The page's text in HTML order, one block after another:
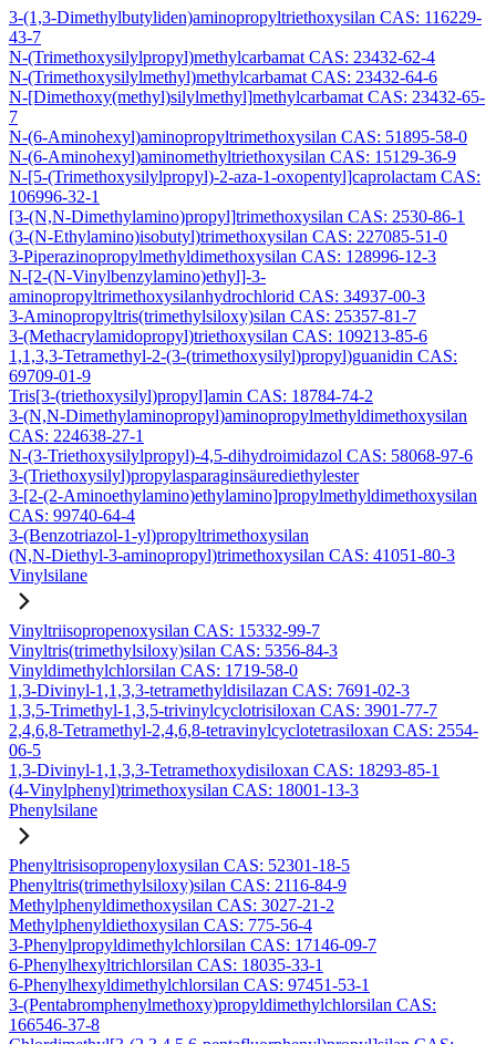
3-(1,3-Dimethylbutyliden)aminopropyltriethoxysilan CAS: 116229-
43-7
N-(Trimethoxysilylpropyl)methylcarbamat CAS: 23432-62-4
N-(Trimethoxysilylmethyl)methylcarbamat CAS: 23432-64-6
N-[Dimethoxy(methyl)silylmethyl]methylcarbamat CAS: 23432-65-
7
N-(6-Aminohexyl)aminopropyltrimethoxysilan CAS: 51895-58-0
N-(6-Aminohexyl)aminomethyltriethoxysilan CAS: 15129-36-9
N-[5-(Trimethoxysilylpropyl)-2-aza-1-oxopentyl]caprolactam CAS:
106996-32-1
[3-(N,N-Dimethylamino)propyl]trimethoxysilan CAS: 2530-86-1
(3-(N-Ethylamino)isobutyl)trimethoxysilan CAS: 227085-51-0
3-Piperazinopropylmethyldimethoxysilan CAS: 128996-12-3
N-[2-(N-Vinylbenzylamino)ethyl]-3-
aminopropyltrimethoxysilanhydrochlorid CAS: 34937-00-3
3-Aminopropyltris(trimethylsiloxy)silan CAS: 25357-81-7
3-(Methacrylamidopropyl)triethoxysilan CAS: 109213-85-6
1,1,3,3-Tetramethyl-2-(3-(trimethoxysilyl)propyl)guanidin CAS:
69709-01-9
Tris[3-(triethoxysilyl)propyl]amin CAS: 18784-74-2
3-(N,N-Dimethylaminopropyl)aminopropylmethyldimethoxysilan
CAS: 224638-27-1
N-(3-Triethoxysilylpropyl)-4,5-dihydroimidazol CAS: 58068-97-6
3-(Triethoxysilyl)propylasparaginsäurediethylester
3-[2-(2-Aminoethylamino)ethylamino]propylmethyldimethoxysilan
CAS: 99740-64-4
3-(Benzotriazol-1-yl)propyltrimethoxysilan
(N,N-Diethyl-3-aminopropyl)trimethoxysilan CAS: 41051-80-3
Vinylsilane
Vinyltriisopropenoxysilan CAS: 15332-99-7
Vinyltris(trimethylsiloxy)silan CAS: 5356-84-3
Vinyldimethylchlorsilan CAS: 1719-58-0
1,3-Divinyl-1,1,3,3-tetramethyldisilazan CAS: 7691-02-3
1,3,5-Trimethyl-1,3,5-trivinylcyclotrisiloxan CAS: 3901-77-7
2,4,6,8-Tetramethyl-2,4,6,8-tetravinylcyclotetrasiloxan CAS: 2554-
06-5
1,3-Divinyl-1,1,3,3-Tetramethoxydisiloxan CAS: 18293-85-1
(4-Vinylphenyl)trimethoxysilan CAS: 18001-13-3
Phenylsilane
Phenyltrisisopropenyloxysilan CAS: 52301-18-5
Phenyltris(trimethylsiloxy)silan CAS: 2116-84-9
Methylphenyldimethoxysilan CAS: 3027-21-2
Methylphenyldiethoxysilan CAS: 775-56-4
3-Phenylpropyldimethylchlorsilan CAS: 17146-09-7
6-Phenylhexyltrichlorsilan CAS: 18035-33-1
6-Phenylhexyldimethylchlorsilan CAS: 97451-53-1
3-(Pentabromphenylmethoxy)propyldimethylchlorsilan CAS:
166546-37-8